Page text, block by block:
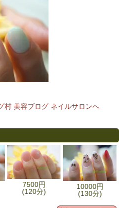
7500円
(120分)
10000円
(130分)